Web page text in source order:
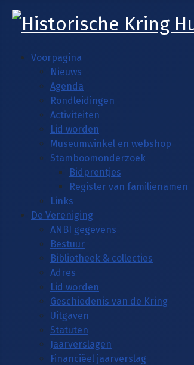
Voorpagina
Nieuws
Agenda
Rondleidingen
Activiteiten
Lid worden
Museumwinkel en webshop
Stamboomonderzoek
Bidprentjes
Register van familienamen
Links
De Vereniging
ANBI gegevens
Bestuur
Bibliotheek & collecties
Adres
Lid worden
Geschiedenis van de Kring
Uitgaven
Statuten
Jaarverslagen
Financiëel jaarverslag